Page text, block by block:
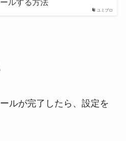
ユミブロ
ルする方法
ルが完了したら、設定を